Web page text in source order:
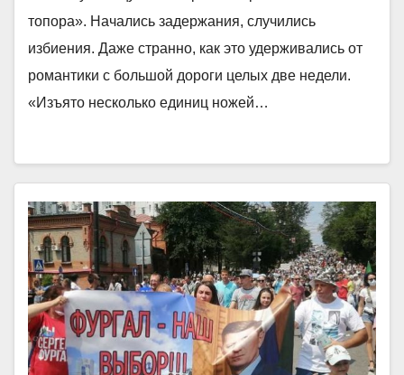
топора». Начались задержания, случились
избиения. Даже странно, как это удерживались от
романтики с большой дороги целых две недели.
«Изъято несколько единиц ножей…